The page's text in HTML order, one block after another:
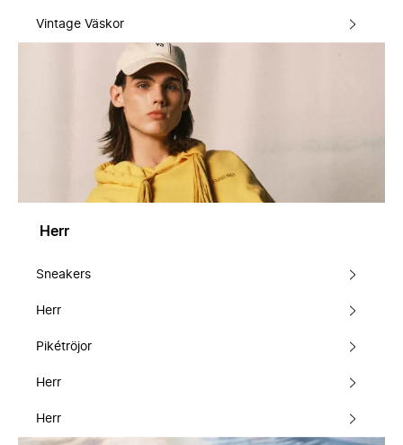
Vintage Väskor
Herr
Sneakers
Herr
Pikétröjor
Herr
Herr